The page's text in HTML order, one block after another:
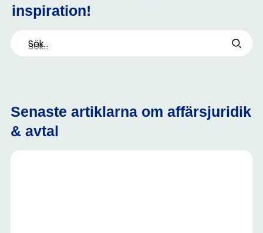
inspiration!
Sök...
Senaste artiklarna om affärsjuridik
& avtal